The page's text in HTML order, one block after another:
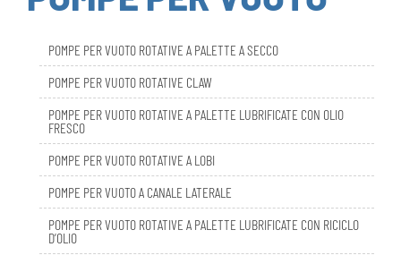
POMPE PER VUOTO ROTATIVE CLAW
POMPE PER VUOTO ROTATIVE A PALETTE LUBRIFICATE CON OLIO
FRESCO
POMPE PER VUOTO ROTATIVE A LOBI
POMPE PER VUOTO A CANALE LATERALE
POMPE PER VUOTO ROTATIVE A PALETTE LUBRIFICATE CON RICICLO
D’OLIO
DBL SMART